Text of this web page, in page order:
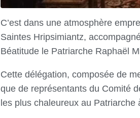
C’est dans une atmosphère
Saintes Hripsimiantz,
Béatitude le Patriarche Raphaël
Cette délégation, composée de
que de représentants du Comité
les plus chaleureux au Patriarche